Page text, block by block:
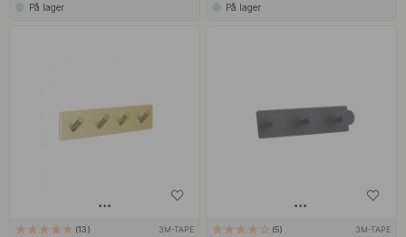
På lager På lager
13 3M-TAPE 5 3M-TAPE